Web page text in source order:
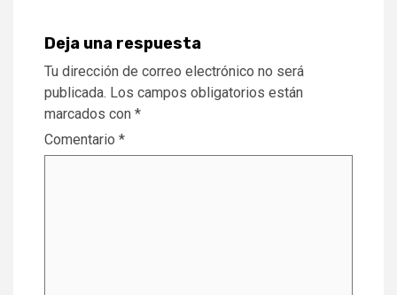
Deja una respuesta
Tu dirección de correo electrónico no será
publicada. Los campos obligatorios están
marcados con *
Comentario *